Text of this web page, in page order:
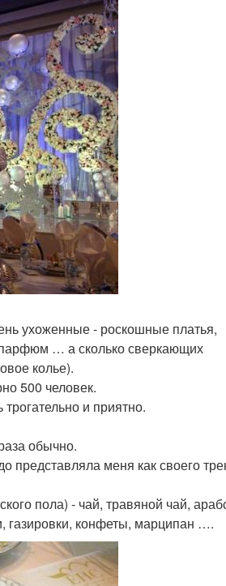
ухоженные - роскошные платья,
… а сколько сверкающих
колье).
500 человек.
и приятно.
обычно.
меня как своего
пола) - чай, травяной чай,
газировки, конфеты, марципан ….